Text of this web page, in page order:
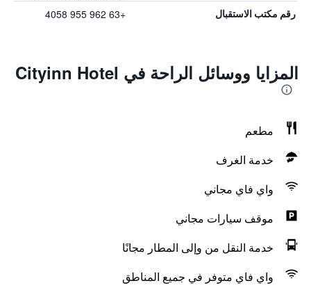
رقم مكتب الاستقبال +63 962 955 4058
المزايا ووسائل الراحة في Cityinn Hotel
مطعم
خدمة الغرف
واي فاي مجاني
موقف سيارات مجاني
خدمة النقل من وإلى المطار مجانًا
واي فاي متوفر في جميع المناطق